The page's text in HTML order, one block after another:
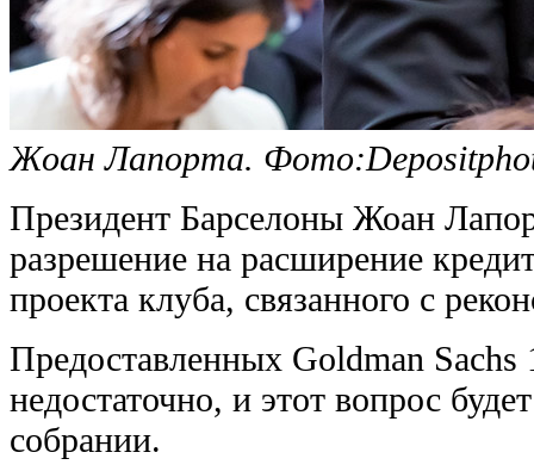
Жоан Лапорта.
Президент Барселоны Жоан
разрешение на расширение
проекта клуба, связанного с
Предоставленных Goldman Sachs
недостаточно, и этот вопрос
собрании.